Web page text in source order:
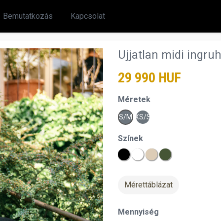
Bemutatkozás Kapcsolat
Ujjatlan midi
29 990 HUF
Méretek
S/M XS/S
Színek
Mérettáblázat
Mennyiség